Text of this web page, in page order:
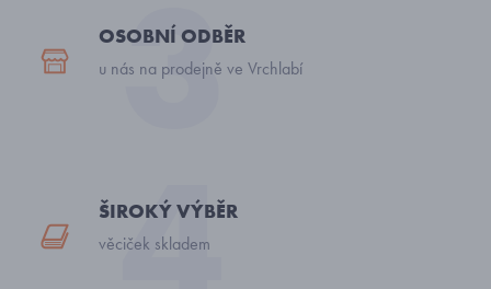
OSOBNÍ ODBĚR
u nás na prodejně ve Vrchlabí
ŠIROKÝ VÝBĚR
věciček skladem